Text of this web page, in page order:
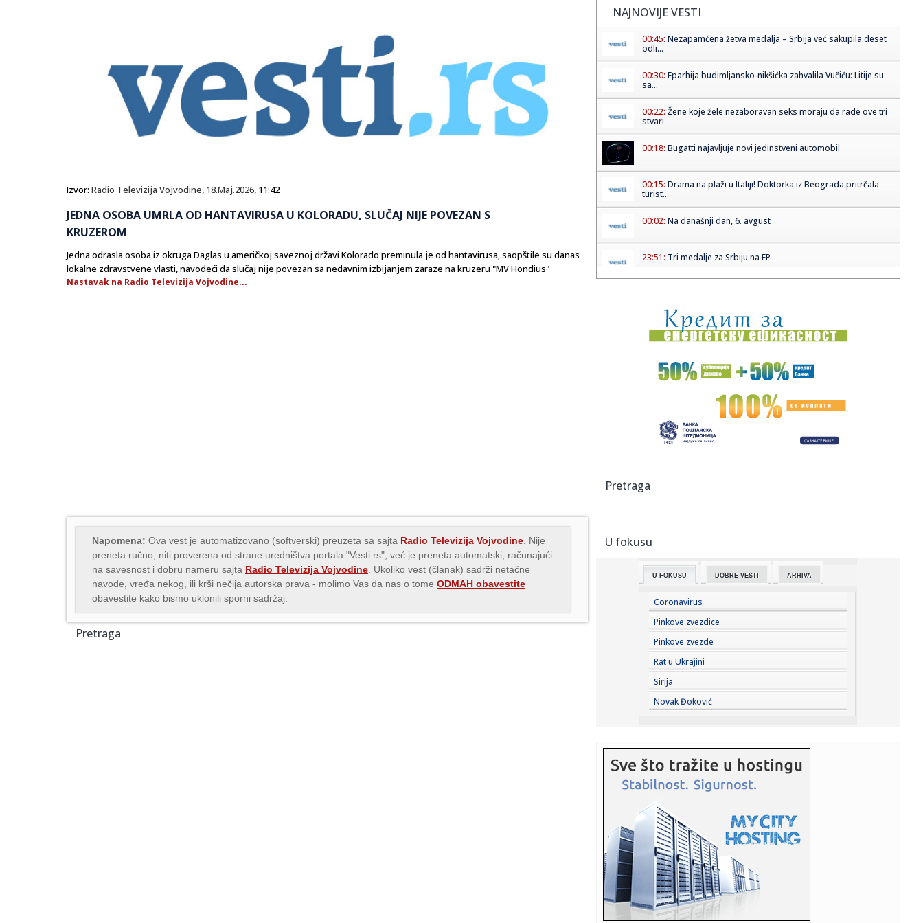
Izvor: Radio Televizija Vojvodine, 18.Maj.2026, 11:42
JEDNA OSOBA UMRLA OD HANTAVIRUSA U KOLORADU, SLUČAJ NIJE POVEZAN S
KRUZEROM
Jedna odrasla osoba iz okruga Daglas u američkoj saveznoj državi Kolorado preminula je od hantavirusa, saopštile su danas
lokalne zdravstvene vlasti, navodeći da slučaj nije povezan sa nedavnim izbijanjem zaraze na kruzeru "MV Hondius"
Nastavak na Radio Televizija Vojvodine...
Napomena: Ova vest je automatizovano (softverski) preuzeta sa sajta Radio Televizija Vojvodine . Nije
preneta ručno, niti proverena od strane uredništva portala "Vesti.rs", već je preneta automatski, računajući
na savesnost i dobru nameru sajta Radio Televizija Vojvodine . Ukoliko vest (članak) sadrži netačne
navode, vređa nekog, ili krši nečija autorska prava - molimo Vas da nas o tome ODMAH obavestite
obavestite kako bismo uklonili sporni sadržaj.
Pretraga
NAJNOVIJE VESTI
00:45: Nezapamćena žetva medalja – Srbija već sakupila deset
odli...
00:30: Eparhija budimljansko-nikšićka zahvalila Vučiću: Litije su
sa...
00:22: Žene koje žele nezaboravan seks moraju da rade ove tri
stvari
00:18: Bugatti najavljuje novi jedinstveni automobil
00:15: Drama na plaži u Italiji! Doktorka iz Beograda pritrčala
turist...
00:02: Na današnji dan, 6. avgust
23:51: Tri medalje za Srbiju na EP
23:46:Tragedija kod Požarevca: Čovek stradao u požaru koji je
sam iz...
23:38:Lara Gut-Behrami završila karijeru
General Motors i SAIC produžili zajedničko ulaganje na još
23:35:Crveni alarm u Evropi: Rekordi padaju, reke presušuju,
...
23:23:
23:22:
Moskvu čeka pakao: Izdato ozbiljno upozorenje; Oglasili
23:21:Betis očitao lekciju Arsenalu
23:19:Roma dovela autora najprljavijeg poteza na Mundijalu
23:09:KECMANOVIĆ PAO POSLE MARATONA: Srbin dobio prvi
set, pa poklekao...
23:01: Slučaj Huse B. iz BiH pokrenuo “lavinu” u Kelnu, provjerava
...
23:01:
peku (VID...
23:01:Antonio Banderas progovorio o srčanom udaru: "To je
najbolja stv...
23:01:Jedan znak ukazuje na to da ne unosite dovoljno proteina
23:01:Drama u Beču: Srbin provalio u stan bivše, prijetio joj i
Pretraga
U fokusu
U FOKUSU DOBRE VESTI ARHIVA
Coronavirus
Pinkove zvezdice
Pinkove zvezde
Rat u Ukrajini
Sirija
Novak Đoković